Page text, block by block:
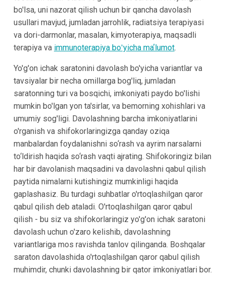
bo'lsa, uni nazorat qilish uchun bir qancha davolash
usullari mavjud, jumladan jarrohlik, radiatsiya terapiyasi
va dori-darmonlar, masalan, kimyoterapiya, maqsadli
terapiya va immunoterapiya boʻyicha maʼlumot.
Yo'g'on ichak saratonini davolash bo'yicha variantlar va
tavsiyalar bir necha omillarga bog'liq, jumladan
saratonning turi va bosqichi, imkoniyati paydo bo'lishi
mumkin bo'lgan yon ta'sirlar, va bemorning xohishlari va
umumiy sog'ligi. Davolashning barcha imkoniyatlarini
o'rganish va shifokorlaringizga qanday oziqa
manbalardan foydalanishni so‘rash va ayrim narsalarni
to‘ldirish haqida so‘rash vaqti ajrating. Shifokoringiz bilan
har bir davolanish maqsadini va davolashni qabul qilish
paytida nimalarni kutishingiz mumkinligi haqida
gaplashasiz. Bu turdagi suhbatlar o'rtoqlashilgan qaror
qabul qilish deb ataladi. O'rtoqlashilgan qaror qabul
qilish - bu siz va shifokorlaringiz yo'g'on ichak saratoni
davolash uchun o'zaro kelishib, davolashning
variantlariga mos ravishda tanlov qilinganda. Boshqalar
saraton davolashida o'rtoqlashilgan qaror qabul qilish
muhimdir, chunki davolashning bir qator imkoniyatlari bor.